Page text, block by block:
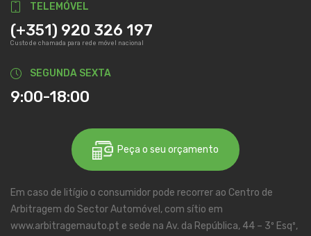
TELEMÓVEL
(+351) 920 326 197
Custo de chamada para rede móvel nacional
SEGUNDA SEXTA
9:00-18:00
Peça o seu orçamento
Em caso de litígio o consumidor pode recorrer ao Centro de
Arbitragem do Sector Automóvel, com sítio em
www.arbitragemauto.pt e sede na Av. da República, 44 – 3º Esqº,